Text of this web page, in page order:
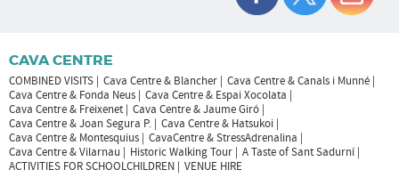
CAVA CENTRE
COMBINED VISITS Cava Centre & Blancher
Cava Centre & Canals i Munné
Cava Centre & Fonda Neus
Cava Centre & Espai Xocolata
Cava Centre & Freixenet
Cava Centre & Jaume Giró
Cava Centre & Joan Segura P.
Cava Centre & Hatsukoi
Cava Centre & Montesquius
CavaCentre & StressAdrenalina
Cava Centre & Vilarnau
Historic Walking Tour
A Taste of Sant Sadurní
ACTIVITIES FOR SCHOOLCHILDREN
VENUE HIRE